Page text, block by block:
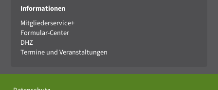
Informationen
Mitgliederservice+
Formular-Center
DHZ
Termine und Veranstaltungen